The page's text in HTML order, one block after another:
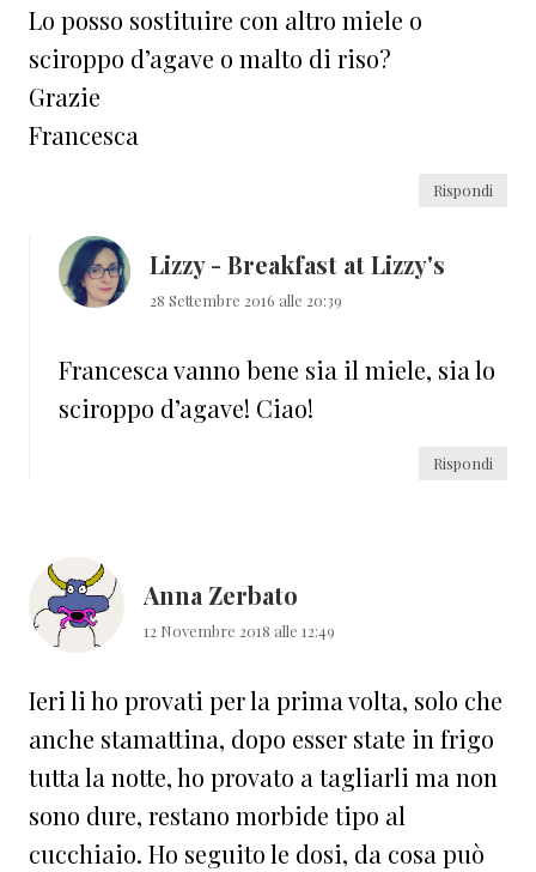
Lo posso sostituire con altro miele o
sciroppo d’agave o malto di riso?
Grazie
Francesca
Rispondi
Lizzy - Breakfast at Lizzy's
28 Settembre 2016 alle 20:39
Francesca vanno bene sia il miele, sia lo
sciroppo d’agave! Ciao!
Rispondi
Anna Zerbato
12 Novembre 2018 alle 12:49
Ieri li ho provati per la prima volta, solo che
anche stamattina, dopo esser state in frigo
tutta la notte, ho provato a tagliarli ma non
sono dure, restano morbide tipo al
cucchiaio. Ho seguito le dosi, da cosa può